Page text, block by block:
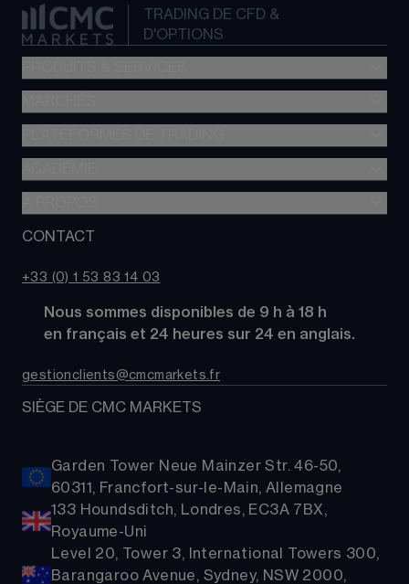
TRADING DE CFD &
D'OPTIONS
Trading d’options
Comparez des comptes
Coûts
Alpha
Actions
Matières Premières
ETFs
Paniers d'Actions
Glossaire
Nos analystes de marché
À propos de CMC Markets
Support
CONTACT
+33 (0) 1 53 83 14 03
      Nous sommes disponibles de 9 h à 18 h
      en français et 24 heures sur 24 en anglais.
gestionclients@cmcmarkets.fr
SIÈGE DE CMC MARKETS
Garden Tower Neue Mainzer Str. 46-50,
60311, Francfort-sur-le-Main, Allemagne
133 Houndsditch, Londres, EC3A 7BX,
Royaume-Uni
Level 20, Tower 3, International Towers 300,
Barangaroo Avenue, Sydney, NSW 2000,